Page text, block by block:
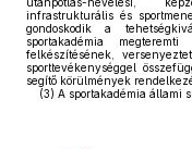
infrastrukturális és
gondoskodik a
sportakadémia
felkészítésének,
sporttevékenységgel
segítő körülmények
(3) A sportakadémia állami